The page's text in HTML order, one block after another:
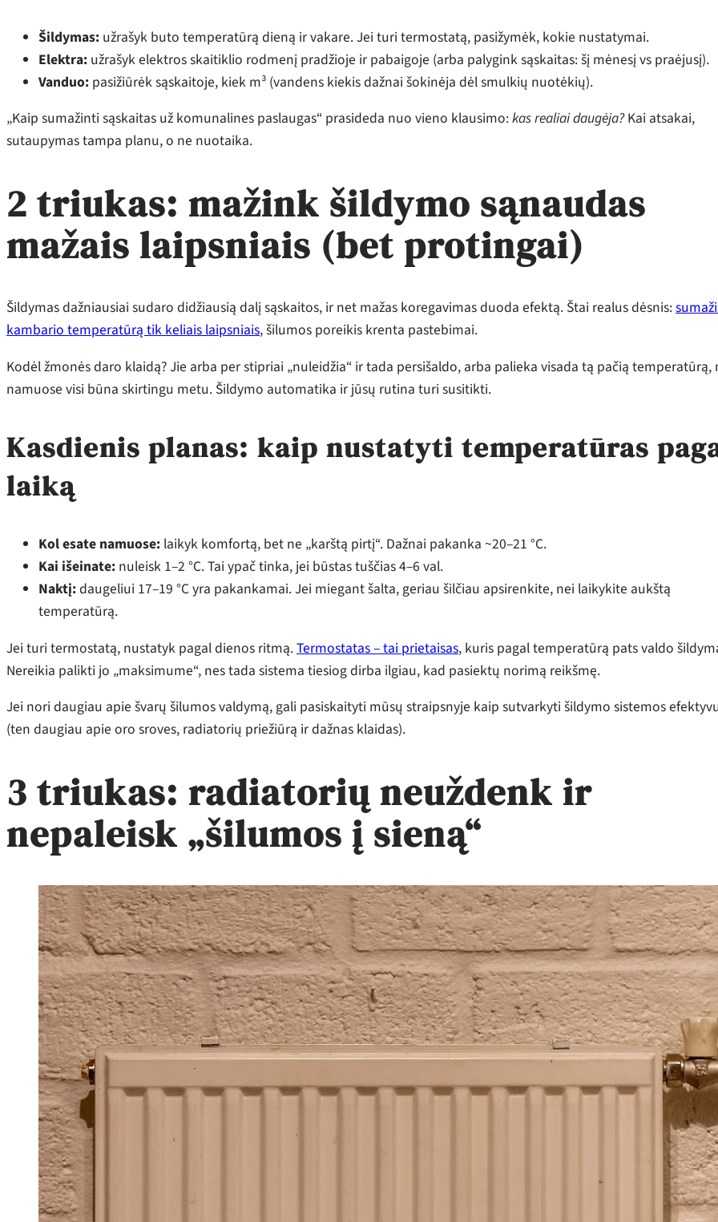
Šildymas: užrašyk buto temperatūrą dieną ir vakare. Jei turi termostatą, pasižymėk, kokie nustatymai.
Elektra: užrašyk elektros skaitiklio rodmenį pradžioje ir pabaigoje (arba palygink sąskaitas: šį mėnesį vs praėjusį).
Vanduo: pasižiūrėk sąskaitoje, kiek m³ (vandens kiekis dažnai šokinėja dėl smulkių nuotėkių).
„Kaip sumažinti sąskaitas už komunalines paslaugas“ prasideda nuo vieno klausimo:kas realiai daugėja?Kai atsakai,
sutaupymas tampa planu, o ne nuotaika.
2 triukas: mažink šildymo sąnaudas
mažais laipsniais (bet protingai)
Šildymas dažniausiai sudaro didžiausią dalį sąskaitos, ir net mažas koregavimas duoda efektą. Štai realus dėsnis:
kambario temperatūrą tik keliais laipsniais, šilumos poreikis krenta pastebimai.
Kodėl žmonės daro klaidą? Jie arba per stipriai „nuleidžia“ ir tada persišaldo, arba palieka visada tą pačią temperatūrą,
namuose visi būna skirtingu metu. Šildymo automatika ir jūsų rutina turi susitikti.
Kasdienis planas: kaip nustatyti temperatūras
laiką
Kol esate namuose: laikyk komfortą, bet ne „karštą pirtį“. Dažnai pakanka ~20–21 °C.
Kai išeinate: nuleisk 1–2 °C. Tai ypač tinka, jei būstas tuščias 4–6 val.
Naktį:daugeliui 17–19 °C yra pakankamai. Jei miegant šalta, geriau šilčiau apsirenkite, nei laikykite aukštą
temperatūrą.
Jei turi termostatą, nustatyk pagal dienos ritmą.Termostatas – tai prietaisas, kuris pagal temperatūrą pats valdo
Nereikia palikti jo „maksimume“, nes tada sistema tiesiog dirba ilgiau, kad pasiektų norimą reikšmę.
Jei nori daugiau apie švarų šilumos valdymą, gali pasiskaityti mūsų straipsnyje kaip sutvarkyti šildymo sistemos
(ten daugiau apie oro sroves, radiatorių priežiūrą ir dažnas klaidas).
3 triukas: radiatorių neuždenk ir
nepaleisk „šilumos į sieną“